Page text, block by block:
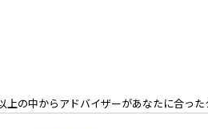
上の中からアドバイザーがあなたに合った